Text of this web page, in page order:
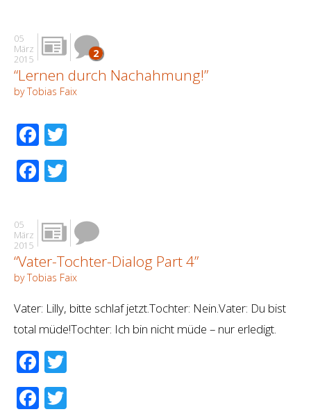
05
März
2015
2
“Lernen durch Nachahmung!”
by Tobias Faix
Facebook
Facebook
05
März
2015
“Vater-Tochter-Dialog Part 4”
by Tobias Faix
Vater: Lilly, bitte schlaf jetzt.Tochter: Nein.Vater: Du bist
total müde!Tochter: Ich bin nicht müde – nur erledigt.
Facebook
Facebook